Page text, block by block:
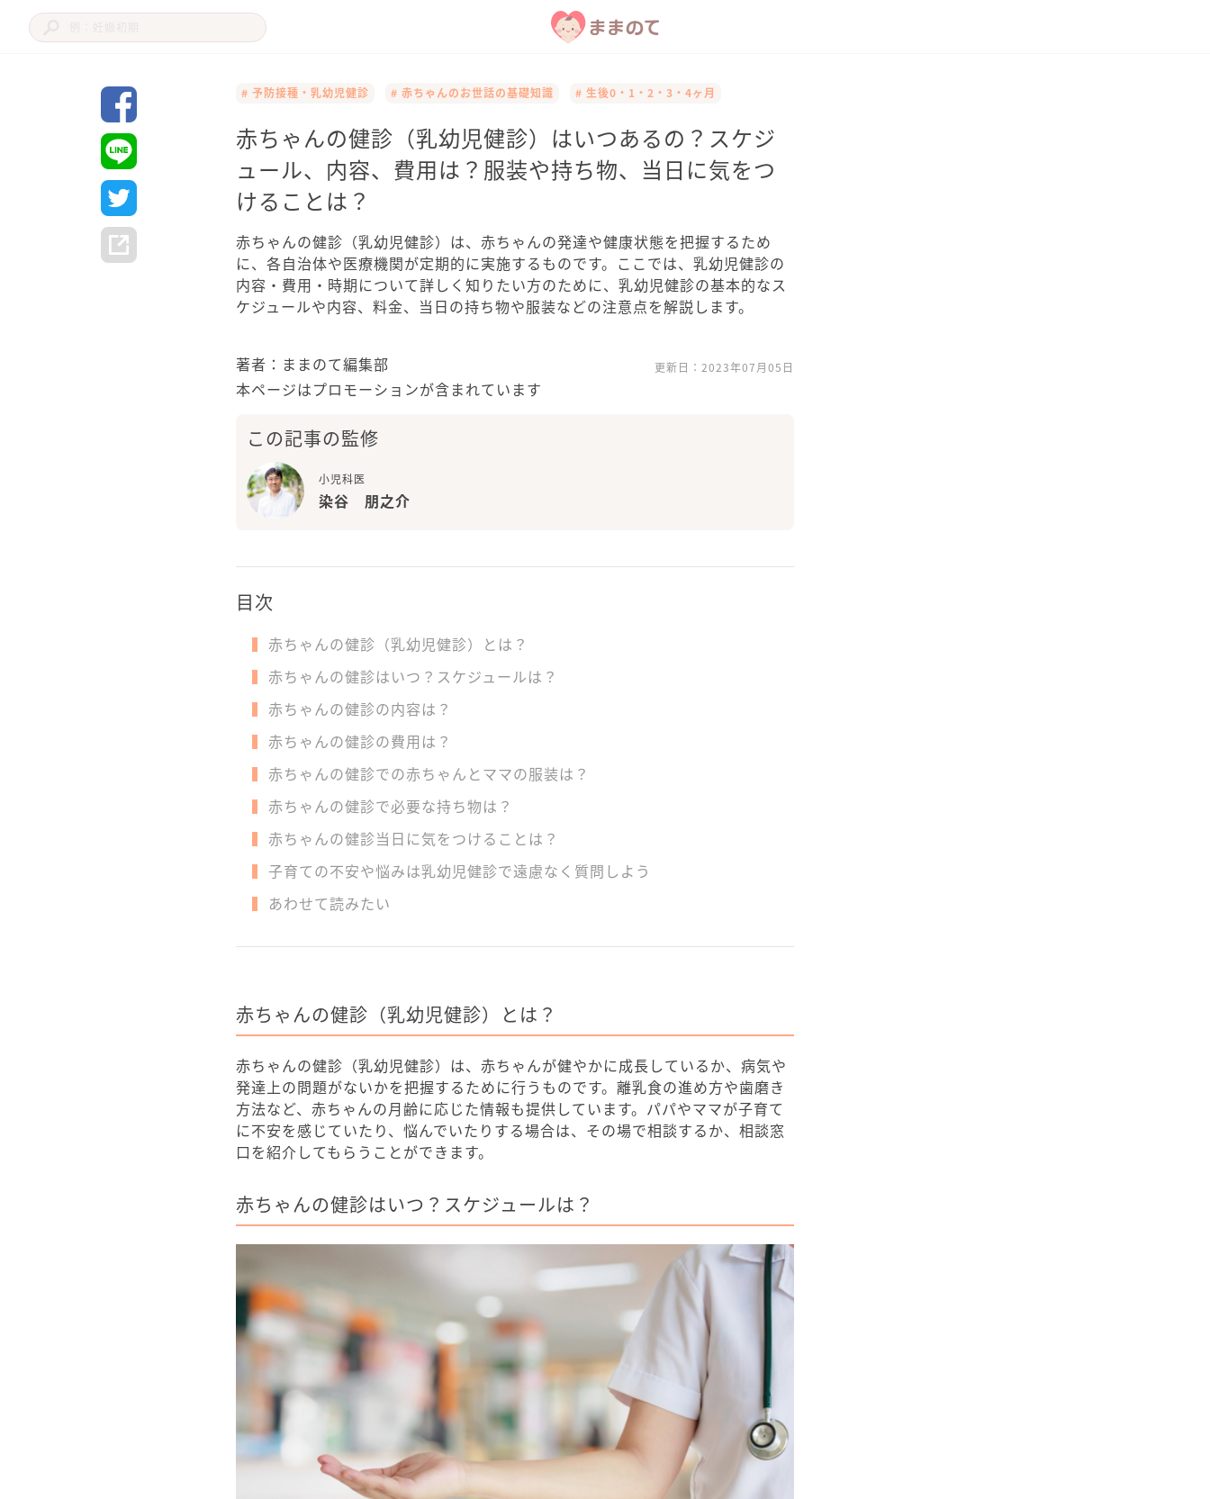
# 予防接種・乳幼児健診 # 赤ちゃんのお世話の基礎知識 # 生後0・1・2・3・4ヶ月
赤ちゃんの健診（乳幼児健診）はいつあるの？スケジ
ュール、内容、費用は？服装や持ち物、当日に気をつ
けることは？
赤ちゃんの健診（乳幼児健診）は、赤ちゃんの発達や健康状態を把握するため
に、各自治体や医療機関が定期的に実施するものです。ここでは、乳幼児健診の
内容・費用・時期について詳しく知りたい方のために、乳幼児健診の基本的なス
ケジュールや内容、料金、当日の持ち物や服装などの注意点を解説します。
著者：ままのて編集部 更新日： 2023年07月05日
本ページはプロモーションが含まれています
この記事の監修
小児科医
染谷 朋之介
目次
赤ちゃんの健診（乳幼児健診）とは？
赤ちゃんの健診はいつ？スケジュールは？
赤ちゃんの健診の内容は？
赤ちゃんの健診の費用は？
赤ちゃんの健診での赤ちゃんとママの服装は？
赤ちゃんの健診で必要な持ち物は？
赤ちゃんの健診当日に気をつけることは？
子育ての不安や悩みは乳幼児健診で遠慮なく質問しよう
あわせて読みたい
赤ちゃんの健診（乳幼児健診）とは？
赤ちゃんの健診（乳幼児健診）は、赤ちゃんが健やかに成長しているか、病気や
発達上の問題がないかを把握するために行うものです。離乳食の進め方や歯磨き
方法など、赤ちゃんの月齢に応じた情報も提供しています。パパやママが子育て
に不安を感じていたり、悩んでいたりする場合は、その場で相談するか、相談窓
口を紹介してもらうことができます。
赤ちゃんの健診はいつ？スケジュールは？